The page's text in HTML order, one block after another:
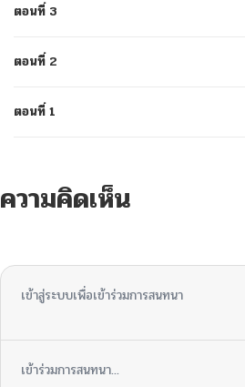
ตอนที่ 3
ตอนที่ 2
ตอนที่ 1
ความคิดเห็น
เข้าสู่ระบบเพื่อเข้าร่วมการสนทนา
เข้าร่วมการสนทนา...